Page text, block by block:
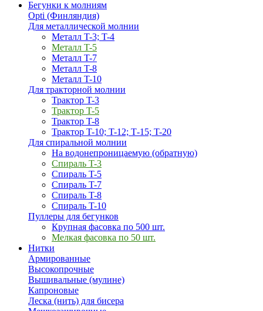
Бегунки к молниям
Opti (Финляндия)
Для металлической молнии
Металл T-3; T-4
Металл T-5
Металл T-7
Металл T-8
Металл T-10
Для тракторной молнии
Трактор T-3
Трактор T-5
Трактор T-8
Трактор T-10; T-12; Т-15; T-20
Для спиральной молнии
На водонепроницаемую (обратную)
Спираль T-3
Спираль T-5
Спираль T-7
Спираль T-8
Спираль T-10
Пуллеры для бегунков
Крупная фасовка по 500 шт.
Мелкая фасовка по 50 шт.
Нитки
Армированные
Высокопрочные
Вышивальные (мулине)
Капроновые
Леска (нить) для бисера